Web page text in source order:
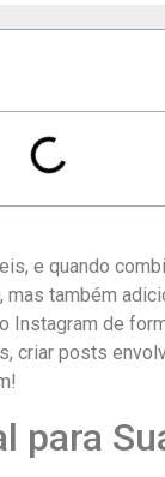
e quando
também
de‍
posts
‌para